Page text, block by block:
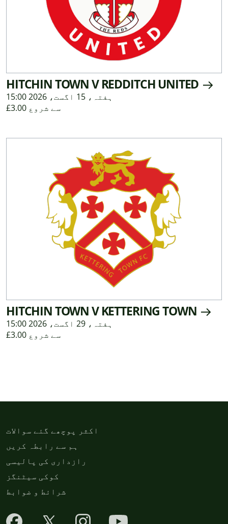
HITCHIN TOWN V REDDITCH UNITED
ہفتہ، 15 اگست، 2026 15:00
£3.00 سے شروع
HITCHIN TOWN V KETTERING TOWN
ہفتہ، 29 اگست، 2026 15:00
£3.00 سے شروع
اکثر پوچھے گئے سوالات
ہم سے رابطہ کریں
رازداری کی پالیسی
کوکی سیٹنگز
شرائط و ضوابط